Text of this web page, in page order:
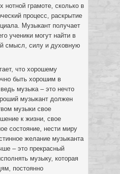
нотной грамоте, сколько в
процесс, раскрытие
Музыкант получает
ученики могут найти в
смысл, силу и духовную
что хорошему
быть хорошим в
музыка – это нечто
музыкант должен
музыки свое
к жизни, свое
состояние, нести миру
желание музыканта
– это прекрасный
музыку, которая
постоянно